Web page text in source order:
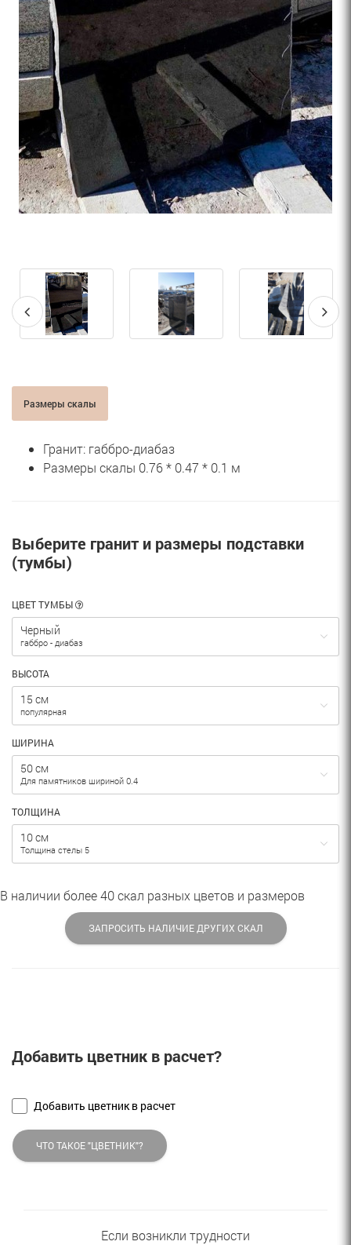
Размеры скалы
Гранит: габбро-диабаз
Размеры скалы 0.76 * 0.47 * 0.1 м
Выберите гранит и размеры подставки
(тумбы)
ЦВЕТ ТУМБЫ
Черный
габбро - диабаз
ВЫСОТА
15 см
популярная
ШИРИНА
50 см
Для памятников шириной 0.4
ТОЛЩИНА
10 см
Толщина стелы 5
В наличии более 40 скал разных цветов и размеров
ЗАПРОСИТЬ НАЛИЧИЕ ДРУГИХ СКАЛ
Добавить цветник в расчет?
Добавить цветник в расчет
ЧТО ТАКОЕ "ЦВЕТНИК"?
Если возникли трудности